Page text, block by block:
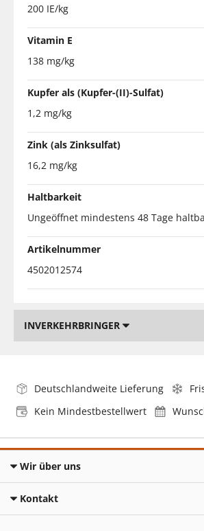
200 IE/kg
Vitamin E
138 mg/kg
Kupfer als (Kupfer-(II)-Sulfat)
1,2 mg/kg
Zink (als Zinksulfat)
16,2 mg/kg
Haltbarkeit
Ungeöffnet mindestens 48 Tage
Artikelnummer
4502012574
INVERKEHRBRINGER
Deutschlandweite Lieferung
Kein Mindestbestellwert
Wir über uns
Kontakt